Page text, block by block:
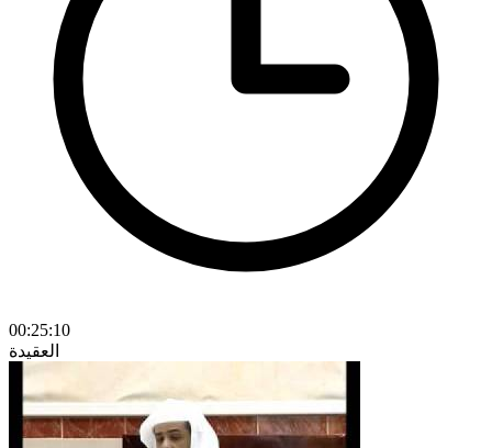
00:25:10
العقيدة